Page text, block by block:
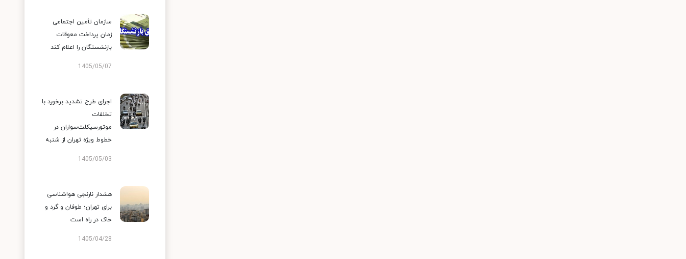
سازمان تأمین اجتماعی
زمان پرداخت معوقات
بازنشستگان را اعلام کند
1405/05/07
اجرای طرح تشدید برخورد با
تخلفات
موتورسیکلت‌سواران در
خطوط ویژه تهران از شنبه
1405/05/03
هشدار نارنجی هواشناسی
برای تهران؛ طوفان و گرد و
خاک در راه است
1405/04/28